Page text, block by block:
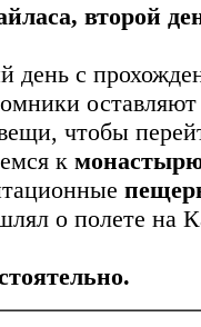
второй
день с
чтобы
к
о полете на